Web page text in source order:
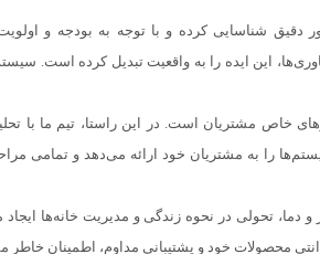
دقیق شناسایی کرده و با توجه به بودجه و
این ایده را به واقعیت تبدیل کرده است.
مشتریان است. در این راستا، تیم ما با
را به مشتریان خود ارائه می‌دهد و تمامی
و دما، تحولی در نحوه زندگی و مدیریت خانه‌ها
محصولات خود و پشتیبانی مداوم، اطمینان خاطر